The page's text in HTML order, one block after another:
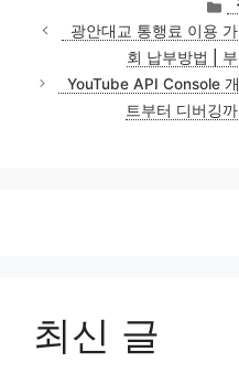
광안대교 통행료 이용
회 납부방법 |
YouTube API Console
트부터 디버깅
최신 글